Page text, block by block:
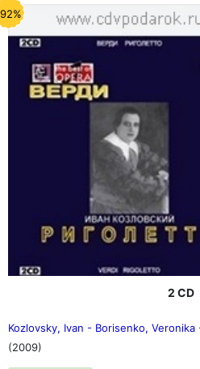
2 CD
Kozlovsky, Ivan - Borisenko,
(2009)